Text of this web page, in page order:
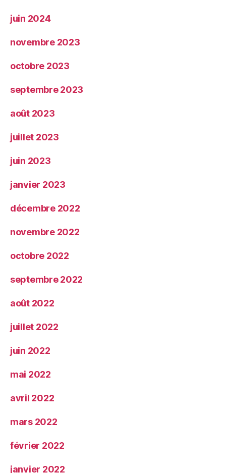
juin 2024
novembre 2023
octobre 2023
septembre 2023
août 2023
juillet 2023
juin 2023
janvier 2023
décembre 2022
novembre 2022
octobre 2022
septembre 2022
août 2022
juillet 2022
juin 2022
mai 2022
avril 2022
mars 2022
février 2022
janvier 2022